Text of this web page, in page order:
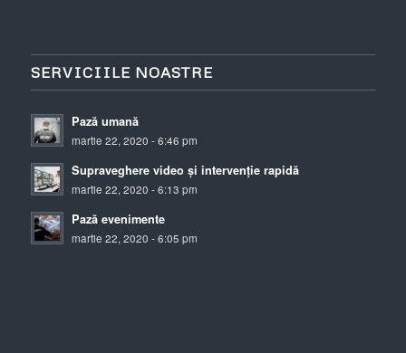
SERVICIILE NOASTRE
Pază umană
martie 22, 2020 - 6:46 pm
Supraveghere video și intervenție rapidă
martie 22, 2020 - 6:13 pm
Pază evenimente
martie 22, 2020 - 6:05 pm